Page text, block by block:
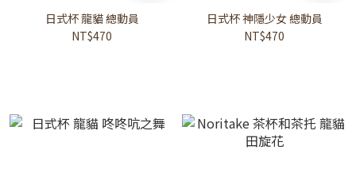
日式杯 龍貓 總動員
NT$470
日式杯 神隱少女 總動員
NT$470